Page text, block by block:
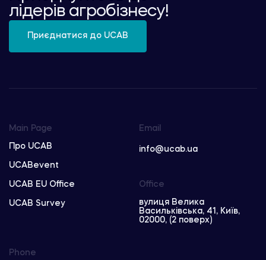
лідерів агробізнесу!
Приєднатися до UCAB
Main Page
Про UCAB
UCABevent
UCAB EU Office
UCAB Survey
Email
info@ucab.ua
Phone
Office
вулиця Велика
Васильківська, 41, Київ,
02000, (2 поверх)